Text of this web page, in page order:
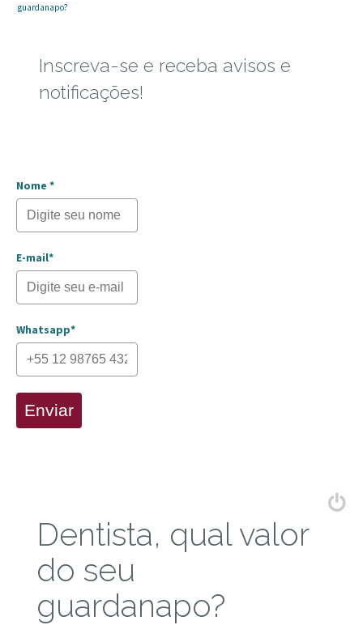
guardanapo?
Inscreva-se e receba avisos e
notificações!
Nome *
E-mail*
Whatsapp*
Enviar
Dentista, qual valor
do seu
guardanapo?